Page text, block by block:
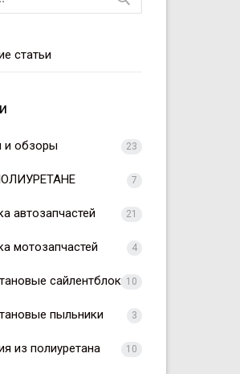
статьи
и обзоры 23
7
автозапчастей 21
мотозапчастей 4
сайлентблоки10
пыльники 3
из полиуретана 10